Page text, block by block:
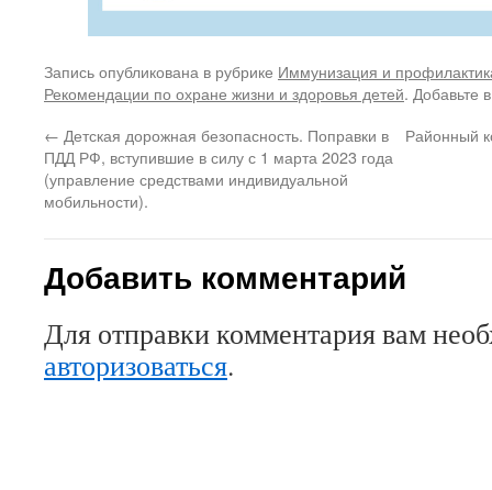
Запись опубликована в рубрике Иммунизация и
Рекомендации по охране жизни и здоровья детей. Добавьте
← Детская дорожная безопасность. Поправки в
ПДД РФ, вступившие в силу с 1 марта 2023 года
(управление средствами индивидуальной
мобильности).
Районный
Добавить комментарий
Для отправки комментария вам
авторизоваться.